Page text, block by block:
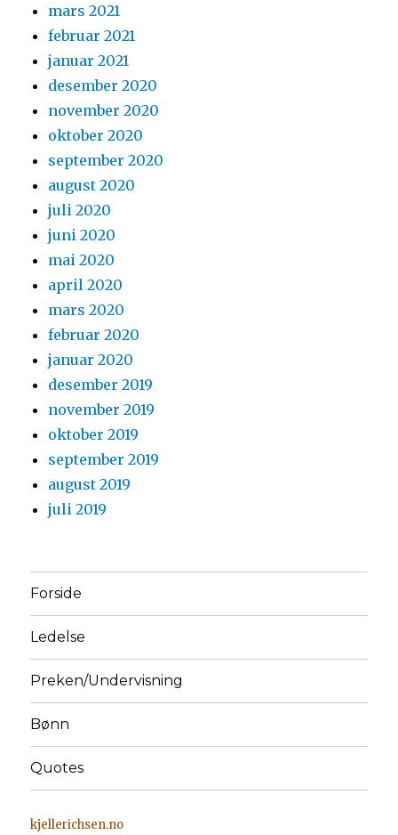
mars 2021
februar 2021
januar 2021
desember 2020
november 2020
oktober 2020
september 2020
august 2020
juli 2020
juni 2020
mai 2020
april 2020
mars 2020
februar 2020
januar 2020
desember 2019
november 2019
oktober 2019
september 2019
august 2019
juli 2019
Forside
Ledelse
Preken/Undervisning
Bønn
Quotes
kjellerichsen.no